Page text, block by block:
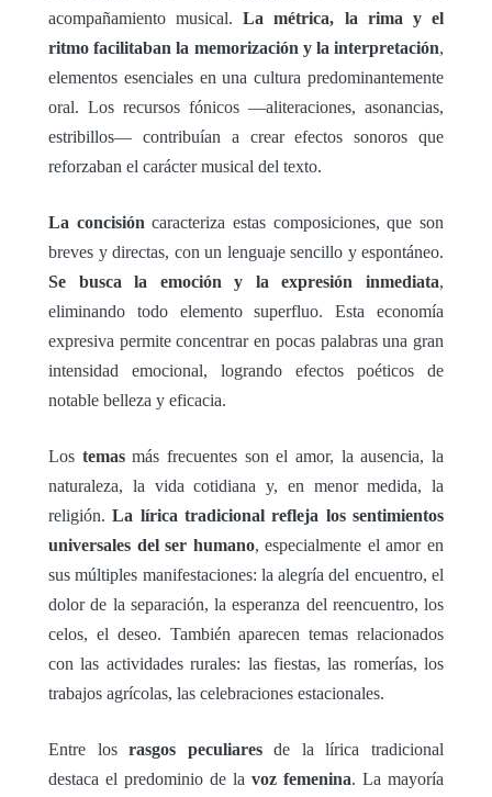
acompañamiento musical.La métrica, la rima y el
ritmo facilitaban la memorización y la interpretación,
elementos esenciales en una cultura predominantemente
oral. Los recursos fónicos —aliteraciones, asonancias,
estribillos— contribuían a crear efectos sonoros que
reforzaban el carácter musical del texto.
La concisión caracteriza estas composiciones, que son
breves y directas, con un lenguaje sencillo y espontáneo.
Se busca la emoción y la expresión inmediata,
eliminando todo elemento superfluo. Esta economía
expresiva permite concentrar en pocas palabras una gran
intensidad emocional, logrando efectos poéticos de
notable belleza y eficacia.
Los temasmás frecuentes son el amor, la ausencia, la
naturaleza, la vida cotidiana y, en menor medida, la
religión.La lírica tradicional refleja los sentimientos
universales del ser humano, especialmente el amor en
sus múltiples manifestaciones: la alegría del encuentro, el
dolor de la separación, la esperanza del reencuentro, los
celos, el deseo. También aparecen temas relacionados
con las actividades rurales: las fiestas, las romerías, los
trabajos agrícolas, las celebraciones estacionales.
Entre losrasgos peculiaresde la lírica tradicional
destaca el predominio de la voz femenina. La mayoría